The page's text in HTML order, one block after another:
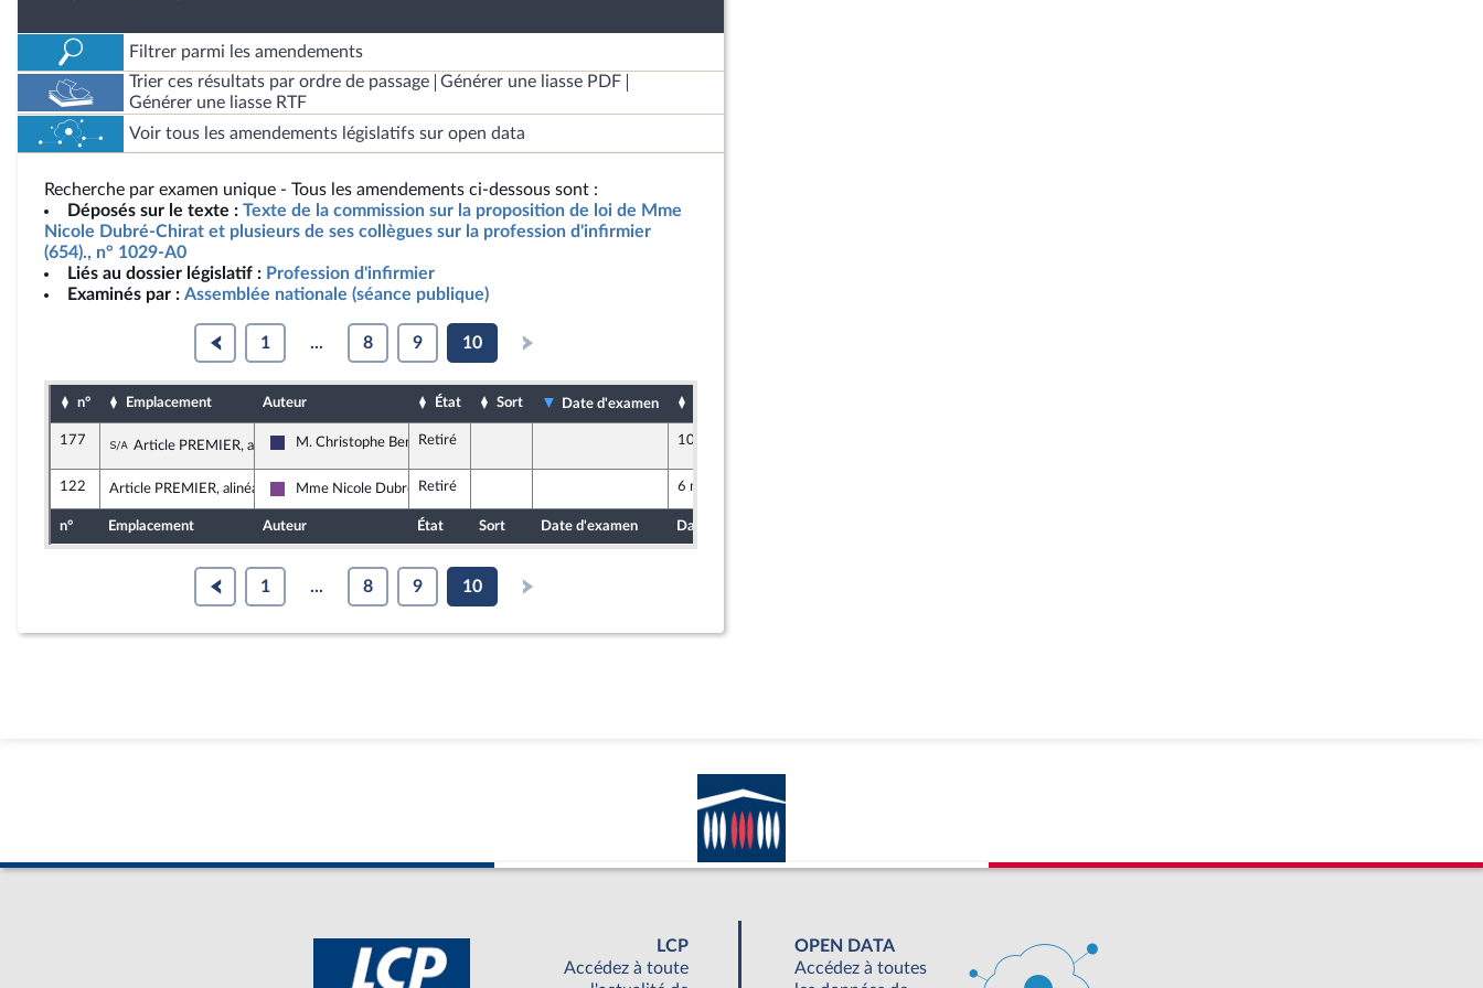
Filtrer parmi les amendements
Trier ces résultats par ordre de passage
Générer une liasse PDF
Générer une liasse RTF
Voir tous les amendements législatifs sur open data
Recherche par examen unique - Tous les amendements ci-dessous sont :
Déposés sur le texte : Texte de la commission sur la proposition de loi de Mme
Nicole Dubré-Chirat et plusieurs de ses collègues sur la profession d'infirmier
(654)., n° 1029-A0
Liés au dossier législatif : Profession d'infirmier
Examinés par : Assemblée nationale (séance publique)
1 ... 8 9 10
n° Emplacement Auteur État Sort Date d'examen
177 Sous-amendement de l'amendement n°18
Article PREMIER, alinéa 10Rassemblement National
M. Christophe BentzRetiré 10 mars 2025
122 Article PREMIER, alinéa 10
Ensemble pour la République
Mme Nicole Dubré-Chirat
Retiré 6 mars 2025
n° Emplacement Auteur État Sort Date d'examen Date de dépôt
1 ... 8 9 10
LCP
Accédez à toute
OPEN DATA
Accédez à toutes